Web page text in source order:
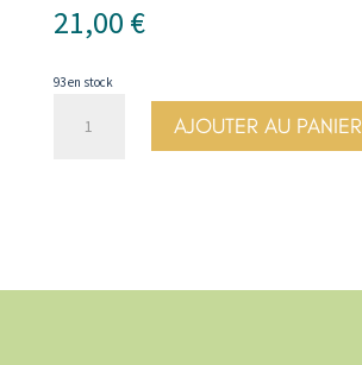
21,00 €
93 en stock
pensives
AJOUTER AU PANIER